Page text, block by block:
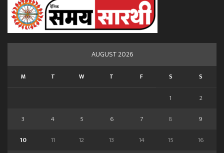
AUGUST 2026
M T W T F S S
1
2
3
4 5 6 7 8
9
10
11 12 13 14 15
16